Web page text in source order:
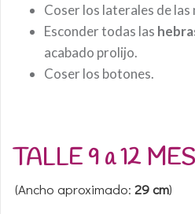
Coser los laterales de las
Esconder todas las
acabado prolijo.
Coser los botones.
TALLE 9 a 12
(Ancho aproximado: 29 cm)